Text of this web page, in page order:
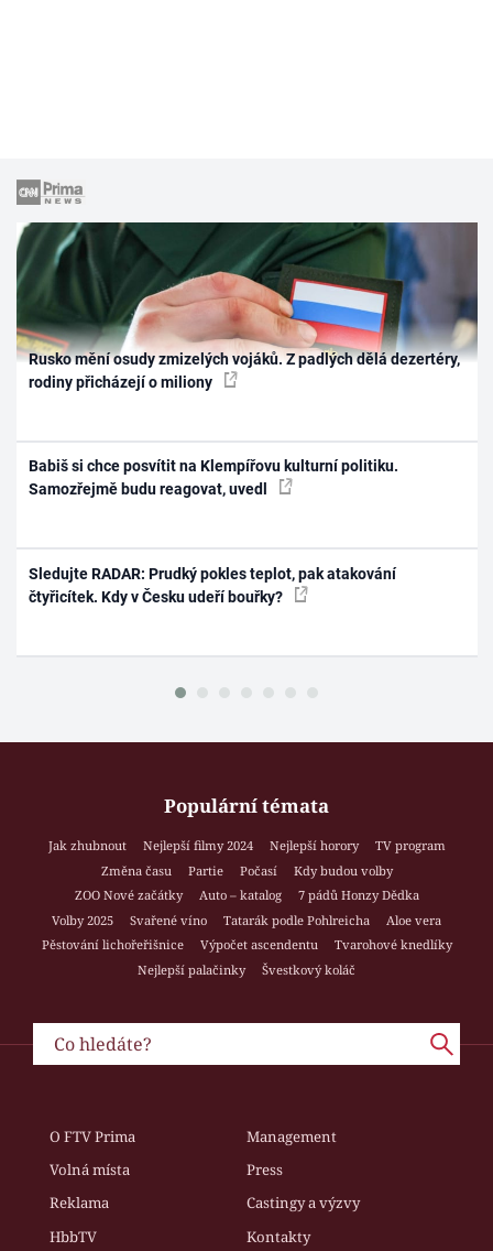
Rusko mění osudy zmizelých vojáků. Z padlých dělá dezertéry,
rodiny přicházejí o miliony
Babiš si chce posvítit na Klempířovu kulturní politiku.
Samozřejmě budu reagovat, uvedl
Sledujte RADAR: Prudký pokles teplot, pak atakování
čtyřicítek. Kdy v Česku udeří bouřky?
Populární témata
Jak zhubnout Nejlepší filmy 2024 Nejlepší horory
TV program
Změna času
Partie Počasí
Kdy budou volby
ZOO Nové začátky
Auto – katalog
7 pádů Honzy Dědka
Volby 2025
Svařené víno Tatarák podle Pohlreicha
Aloe vera
Pěstování lichořeřišnice
Výpočet ascendentu
Tvarohové knedlíky
Nejlepší palačinky
Švestkový koláč
O FTV Prima
Management
Volná místa
Press
Reklama
Castingy a výzvy
HbbTV
Kontakty